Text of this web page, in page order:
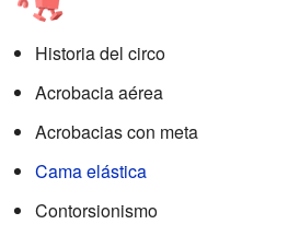
Historia del circo
Acrobacia aérea
Acrobacias con meta
Cama elástica
Contorsionismo